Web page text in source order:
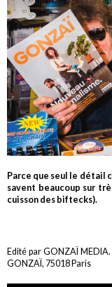
Parce que seul le détail
savent beaucoup sur
cuisson des biftecks).
Edité par GONZAÏ
GONZAÏ, 75018 Paris